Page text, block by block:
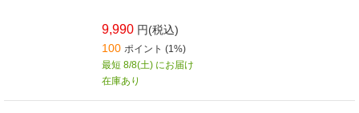
9,990 円(税込)
100 ポイント (1%)
最短 8/8(土) にお届け
在庫あり